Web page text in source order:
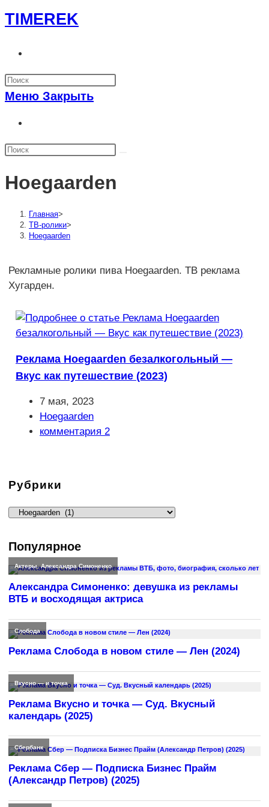
Перейти
к
TIMEREK
по
веб-
Меню Закрыть
по
сайту
Hoegaarden
Главная>
ТВ-ролики>
Hoegaarden
Рекламные ролики пива Hoegaarden. ТВ реклама
Хугарден.
Реклама Hoegaarden безалкогольный —
Вкус как путешествие (2023)
Запись
опубликована:
7 мая, 2023
Рубрика
записи:
Hoegaarden
Комментарии
комментария 2
Рубрики
Рубрики
Популярное
Актеры,Александра Симоненко
Александра Симоненко: девушка из рекламы
ВТБ и восходящая актриса
Слобода
Реклама Слобода в новом стиле — Лен (2024)
Вкусно — и точка
Реклама Вкусно и точка — Суд. Вкусный
календарь (2025)
Сбербанк
Реклама Сбер — Подписка Бизнес Прайм
(Александр Петров) (2025)